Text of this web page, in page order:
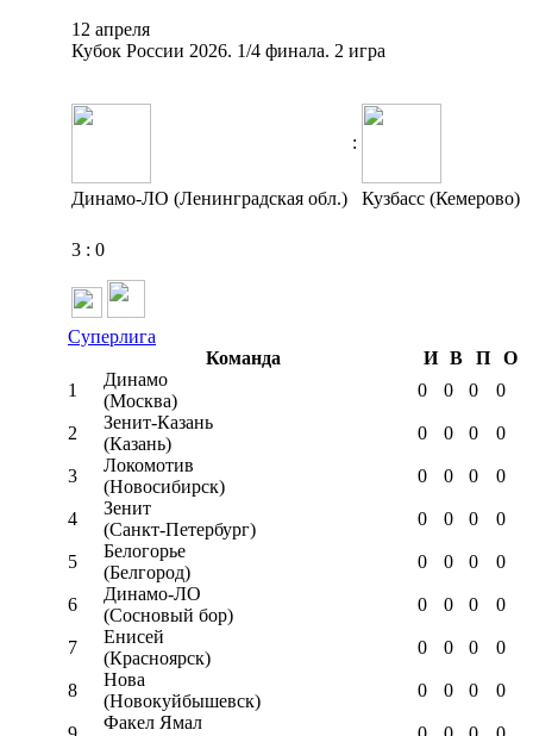
12 апреля
Кубок России 2026. 1/4 финала. 2 игра
:
Динамо-ЛО (Ленинградская обл.) Кузбасс (Кемерово)
3 : 0
Суперлига
Команда
И В П
О
1
Динамо
(Москва)
0 0 0 0
2
Зенит-Казань
(Казань)
0 0 0 0
3
Локомотив
(Новосибирск)
0 0 0 0
4
Зенит
(Санкт-Петербург)
0 0 0 0
5
Белогорье
(Белгород)
0 0 0 0
6
Динамо-ЛО
(Сосновый бор)
0 0 0 0
7
Енисей
(Красноярск)
0 0 0 0
8
Нова
(Новокуйбышевск)
0 0 0 0
Факел Ямал